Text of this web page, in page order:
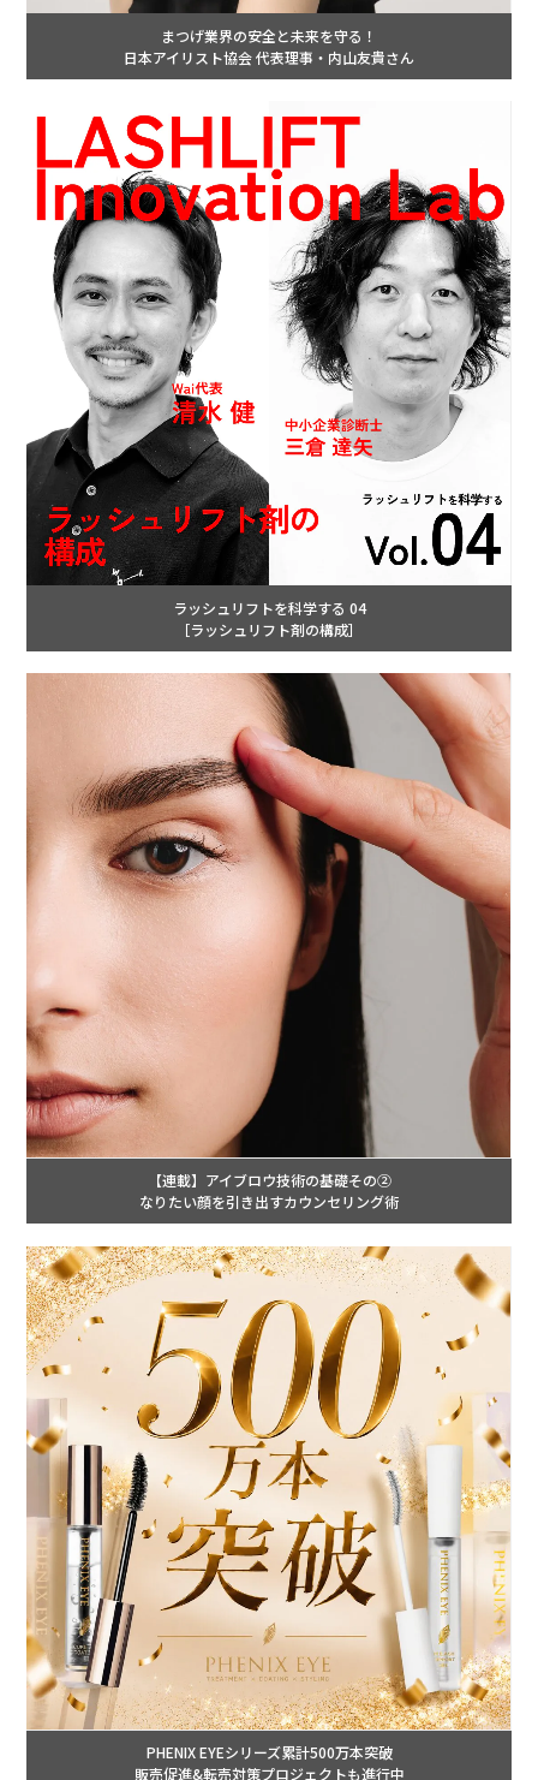
まつげ業界の安全と未来を守る！
日本アイリスト協会 代表理事・内山友貴さん
ラッシュリフトを科学する 04
［ラッシュリフト剤の構成］
【連載】アイブロウ技術の基礎その②
なりたい顔を引き出すカウンセリング術
PHENIX EYEシリーズ累計500万本突破
販売促進&転売対策プロジェクトも進行中